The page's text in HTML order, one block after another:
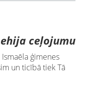
ceļojumu
ģimenes
un ticībā tiek Tā